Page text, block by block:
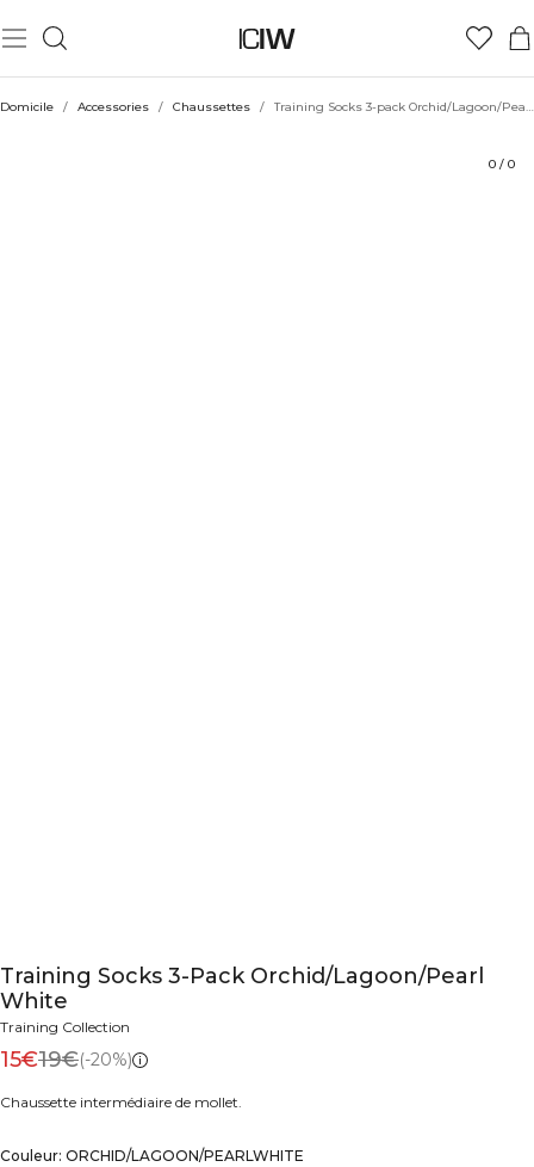
Domicile / Accessories / Chaussettes / Training Socks 3-pack Orchid/Lagoon/Pearl White
0 / 0
Training Socks 3-Pack Orchid/Lagoon/Pearl
White
Training Collection
15€19€(-20%)
Chaussette intermédiaire de mollet.
Couleur: ORCHID/LAGOON/PEARLWHITE